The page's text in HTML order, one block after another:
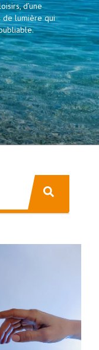
d’une
de lumière qui
est associée une